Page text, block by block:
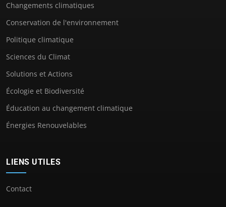
Changements climatiques
Conservation de l'environnement
Politique climatique
Sciences du Climat
Solutions et Actions
Écologie et Biodiversité
Éducation au changement climatique
Énergies Renouvelables
LIENS UTILES
Contact